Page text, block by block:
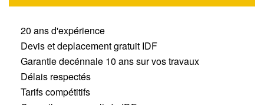
20 ans d'expérience
Devis et deplacement gratuit IDF
Garantie decénnale 10 ans sur vos travaux
Délais respectés
Tarifs compétitifs